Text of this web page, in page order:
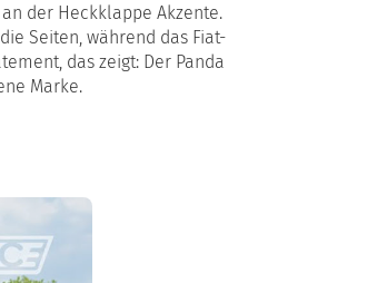
der Heckklappe Akzente.
Seiten, während das Fiat-
das zeigt: Der Panda
Marke.